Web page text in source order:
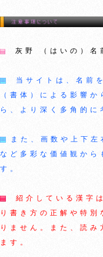
灰野 （はいの）名
当サイトは、名前
（書体）による影響
ら、より深く多角的に
また、画数や上下
など多彩な価値観から
す。
紹介している漢字
り書き方の正解や特別
りません。また、読
ます。